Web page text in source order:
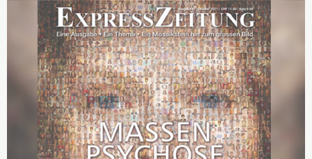
🔴 AUCH AUF DIESEN PLATTFORMEN:
🌐 Alle Videos & Kanaele:https://www.digitaler-
chronist.com/alle-unser...
📺 Odysee:https://odysee.com/@Digitaler.Chronist:8
📺 Rumble:https://rumble.com/user/DigitalerChronist
📺 Bitchute:
https://www.bitchute.com/channel/TIIWbiMf6vvT...
💬 Telegram:https://t.me/DigitalChronist
🐦 X (Twitter):https://x.com/DigitalerC